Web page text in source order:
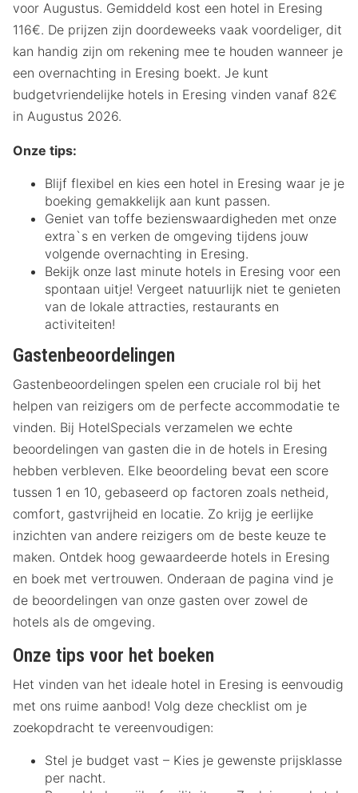
voor Augustus. Gemiddeld kost een hotel in Eresing
116€. De prijzen zijn doordeweeks vaak voordeliger, dit
kan handig zijn om rekening mee te houden wanneer je
een overnachting in Eresing boekt. Je kunt
budgetvriendelijke hotels in Eresing vinden vanaf 82€
in Augustus 2026.
Onze tips:
Blijf flexibel en kies een hotel in Eresing waar je je
boeking gemakkelijk aan kunt passen.
Geniet van toffe bezienswaardigheden met onze
extra`s en verken de omgeving tijdens jouw
volgende overnachting in Eresing.
Bekijk onze last minute hotels in Eresing voor een
spontaan uitje! Vergeet natuurlijk niet te genieten
van de lokale attracties, restaurants en
activiteiten!
Gastenbeoordelingen
Gastenbeoordelingen spelen een cruciale rol bij het
helpen van reizigers om de perfecte accommodatie te
vinden. Bij HotelSpecials verzamelen we echte
beoordelingen van gasten die in de hotels in Eresing
hebben verbleven. Elke beoordeling bevat een score
tussen 1 en 10, gebaseerd op factoren zoals netheid,
comfort, gastvrijheid en locatie. Zo krijg je eerlijke
inzichten van andere reizigers om de beste keuze te
maken. Ontdek hoog gewaardeerde hotels in Eresing
en boek met vertrouwen. Onderaan de pagina vind je
de beoordelingen van onze gasten over zowel de
hotels als de omgeving.
Onze tips voor het boeken
Het vinden van het ideale hotel in Eresing is eenvoudig
met ons ruime aanbod! Volg deze checklist om je
zoekopdracht te vereenvoudigen:
Stel je budget vast – Kies je gewenste prijsklasse
per nacht.